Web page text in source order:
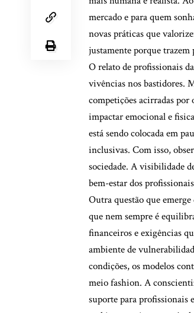
mercado e para quem
novas práticas que
justamente porque trazem
O relato de profissionais
vivências nos bastidores.
competições acirradas
impactar emocional e
está sendo colocada em
inclusivas. Com isso,
sociedade. A visibilidade
bem-estar dos
Outra questão que
que nem sempre é
financeiros e exigências
ambiente de
condições, os modelos
meio fashion. A
suporte para profissionais